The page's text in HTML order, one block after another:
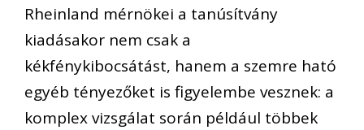
Rheinland mérnökei a tanúsítvány
kiadásakor nem csak a
kékfénykibocsátást, hanem a szemre ható
egyéb tényezőket is figyelembe vesznek: a
komplex vizsgálat során például többek